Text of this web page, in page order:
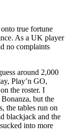
true fortune
As a UK player
no complaints
around 2,000
Play’n GO,
the roster. I
but the
the tables run on
blackjack and the
into more